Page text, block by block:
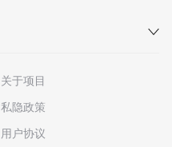
关于项目
私隐政策
用户协议